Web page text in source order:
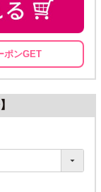
ポンGET